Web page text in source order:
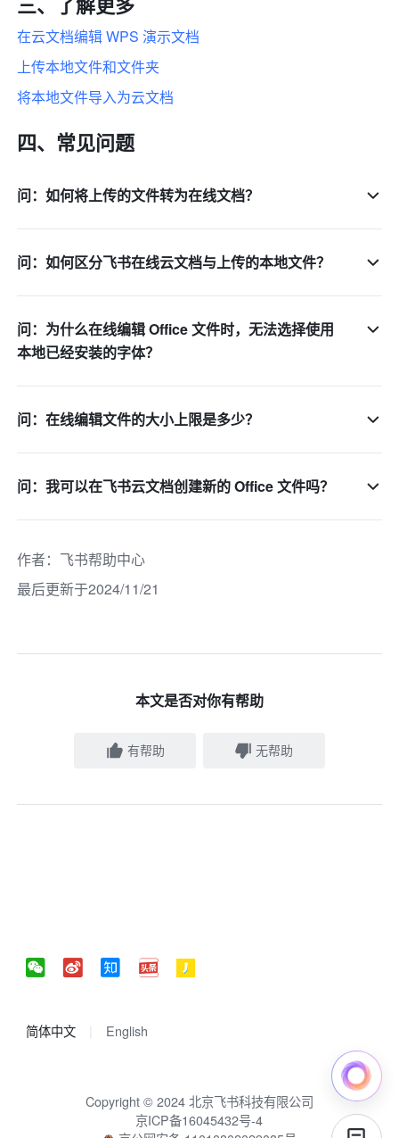
在云文档编辑 WPS 演示文档
上传本地文件和文件夹
将本地文件导入为云文档
四、常见问题
问：如何将上传的文件转为在线文档？
问：如何区分飞书在线云文档与上传的本地文件？
问：为什么在线编辑 Office 文件时，无法选择使用
本地已经安装的字体？
问：在线编辑文件的大小上限是多少？
问：我可以在飞书云文档创建新的 Office 文件吗？
作者： 飞书帮助中心
最后更新于2024/11/21
本文是否对你有帮助
有帮助 无帮助
简体中文 English
Copyright © 2024 北京飞书科技有限公司
京ICP备16045432号-4